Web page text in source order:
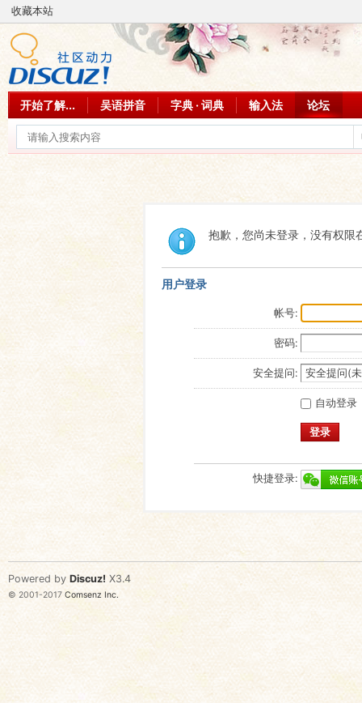
收藏本站
开始了解... 吴语拼音 字典 · 词典 输入法 论坛
抱歉，您尚未登录，没有权限
用户登录
帐号:
密码:
安全提问:
自动登录
登录
快捷登录:
Powered by Discuz! X3.4
© 2001-2017 Comsenz Inc.